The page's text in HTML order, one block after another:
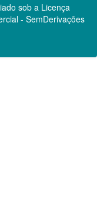
sob a Licença
- SemDerivações